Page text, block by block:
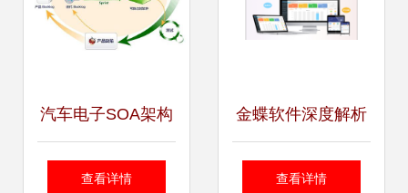
汽车电子SOA架构
测试 快速验证接口
查看详情
金蝶软件深度解析
企业管理数字化转
查看详情